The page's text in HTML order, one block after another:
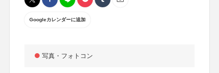
Googleカレンダーに追加
写真・フォトコン